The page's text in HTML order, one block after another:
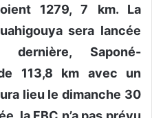
1279, 7 km. La
sera lancée
Saponé-
113,8 km avec un
lieu le dimanche 30